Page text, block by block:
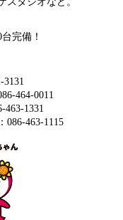
完備！
3131
464-0011
463-1331
086-463-1115